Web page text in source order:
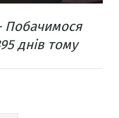
днів тому